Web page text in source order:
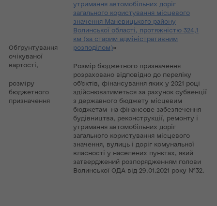
Обґрунтування
очікуваної
вартості,
розміру
бюджетного
призначення
утримання автомобільних доріг
загального користування місцевого
значення Маневицького району
Волинської області, протяжністю 324,1
км (за старим адміністративним
розподілом)»
Розмір бюджетного призначення
розраховано відповідно до переліку
об’єктів, фінансування яких у 2021 році
здійснюватиметься за рахунок субвенції
з державного бюджету місцевим
бюджетам на фінансове забезпечення
будівництва, реконструкції, ремонту і
утримання автомобільних доріг
загального користування місцевого
значення, вулиць і доріг комунальної
власності у населених пунктах, який
затверджений розпорядженням голови
Волинської ОДА від 29.01.2021 року №32.